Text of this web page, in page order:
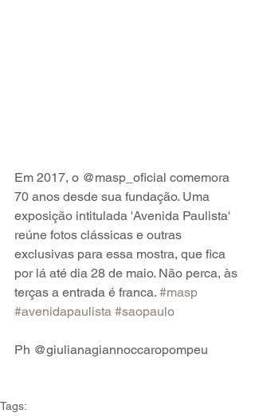
Em 2017, o @masp_oficial comemora
70 anos desde sua fundação. Uma
exposição intitulada 'Avenida Paulista'
reúne fotos clássicas e outras
exclusivas para essa mostra, que fica
por lá até dia 28 de maio. Não perca, às
terças a entrada é franca. #masp
#avenidapaulista #saopaulo
Ph @giulianagiannoccaropompeu
Tags: